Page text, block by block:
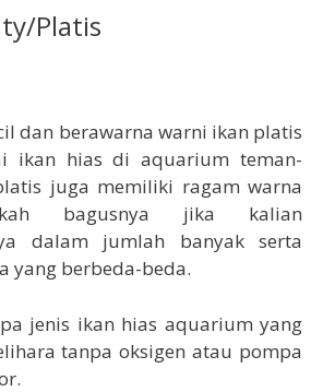
Platis
dan berawarna warni ikan platis
ikan hias di aquarium teman-
juga memiliki ragam warna
bagusnya jika kalian
dalam jumlah banyak serta
yang berbeda-beda.
jenis ikan hias aquarium yang
tanpa oksigen atau pompa